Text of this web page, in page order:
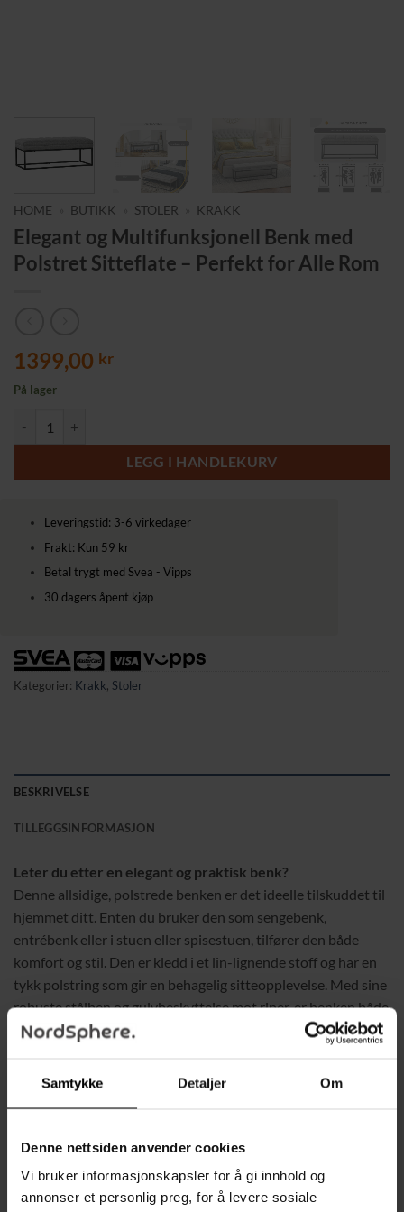
Samtykke Detaljer Om
Denne nettsiden anvender cookies
Vi bruker informasjonskapsler for å gi innhold og
annonser et personlig preg, for å levere sosiale
HOME BUTIKK STOLER KRAKK
Elegant og Multifunksjonell Benk med
Polstret Sitteflate – Perfekt for Alle Rom
1399,00 kr
På lager
LEGG I HANDLEKURV
Leveringstid: 3-6 virkedager
Frakt: Kun 59 kr
Betal trygt med Svea - Vipps
30 dagers åpent kjøp
Kategorier: Krakk, Stoler
BESKRIVELSE
TILLEGGSINFORMASJON
Leter du etter en elegant og praktisk benk?
Denne allsidige, polstrede benken er det ideelle tilskuddet til
hjemmet ditt. Enten du bruker den som sengebenk,
entrébenk eller i stuen eller spisestuen, tilfører den både
komfort og stil. Den er kledd i et lin-lignende stoff og har en
tykk polstring som gir en behagelig sitteopplevelse. Med sine
robuste stålben og gulvbeskyttelse mot riper, er benken både
funksjonell og slitesterk.
Multifunksjonell bruk
– Dekorative sømmer gir et stilrent
uttrykk, perfekt tilpasset enhver dobbeltseng eller annet